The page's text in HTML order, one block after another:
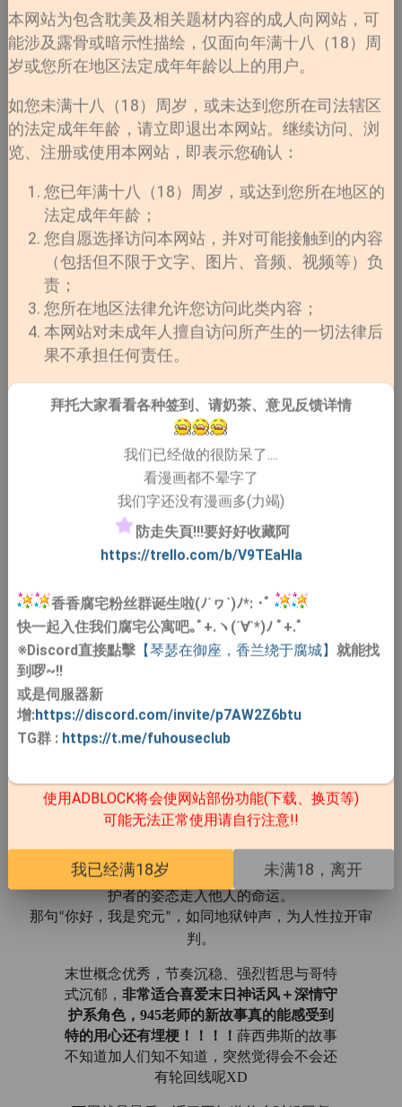
犬》
作者：945｜平台：Lezhin / Bomtoon｜状态：连载中
类型：超自然灾难/永生恐怖/人性反思
“死亡不会消失，只是变得更沉默。 ”
死亡消失后，人类以为获得了永生，却引来天灾与更大的
毁灭。
城市沦为墓地般的废墟，而
地狱归来的男人”究元，以守
护者的姿态走入他人的命运。
那句“你好，我是究元” ，如同地狱钟声，为人性拉开审
判。
末世概念优秀，节奏沉稳、强烈哲思与哥特
式沉郁， 非常适合喜爱末日神话风＋深情守
护系角色， 945老师的新故事真的能感受到
特的用心还有埋梗！！！！ 薛西弗斯的故事
不知道加人们知不知道，突然觉得会不会还
有轮回线呢XD
本网站为包含耽美及相关题材内容的成人向网站，可
能涉及露骨或暗示性描绘，仅面向年满十八（18）周
岁或您所在地区法定成年年龄以上的用户。
如您未满十八（18）周岁，或未达到您所在司法辖区
的法定成年年龄，请立即退出本网站。继续访问、浏
览、注册或使用本网站，即表示您确认：
您已年满十八（18）周岁，或达到您所在地区的
法定成年年龄；
您自愿选择访问本网站，并对可能接触到的内容
（包括但不限于文字、图片、音频、视频等）负
责；
您所在地区法律允许您访问此类内容；
本网站对未成年人擅自访问所产生的一切法律后
果不承担任何责任。
拜托大家看看各种签到、请奶茶、意见反馈详情
我们已经做的很防呆了....
看漫画都不晕字了
我们字还没有漫画多(力竭)
防走失頁!!!要好好收藏阿
https://trello.com/b/V9TEaHIa
香香腐宅粉丝群诞生啦(ﾉ´ヮ`)ﾉ*: ･ﾟ
快一起入住我们腐宅公寓吧｡ﾟ+.ヽ(´∀`*)ﾉ ﾟ+.ﾟ
※Discord直接點擊【琴瑟在御座，香兰绕于腐城】 就能找
到啰~!!
或是伺服器新
增:https://discord.com/invite/p7AW2Z6btu
TG群: https://t.me/fuhouseclub
使用ADBLOCK将会使网站部份功能(下载、换页等)
可能无法正常使用请自行注意!!
我已经满18岁 未满18，离开